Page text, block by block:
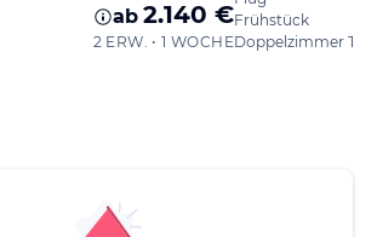
ab 2.140 €
2 ERW. • 1 WOCHE
Frühstück
Doppelzimmer